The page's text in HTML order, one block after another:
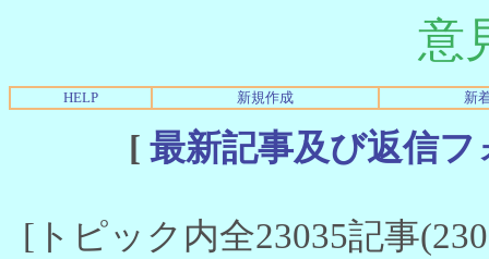
意
HELP 新規作成 新
[ 最新記事及び返信
[トピック内全23035記事